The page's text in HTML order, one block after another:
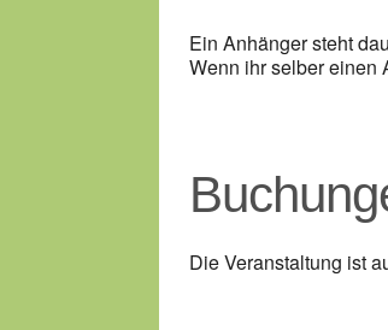
Ein Anhänger steht
Wenn ihr selber einen
Die Veranstaltung ist